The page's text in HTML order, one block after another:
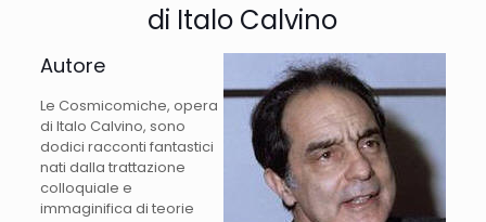
di Italo Calvino
Autore
Le Cosmicomiche, opera
di Italo Calvino, sono
dodici racconti fantastici
nati dalla trattazione
colloquiale e
immaginifica di teorie